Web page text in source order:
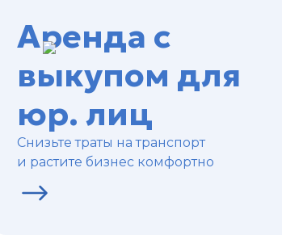
Аренда с
выкупом для
юр. лиц
Снизьте траты на транспорт
и растите бизнес комфортно